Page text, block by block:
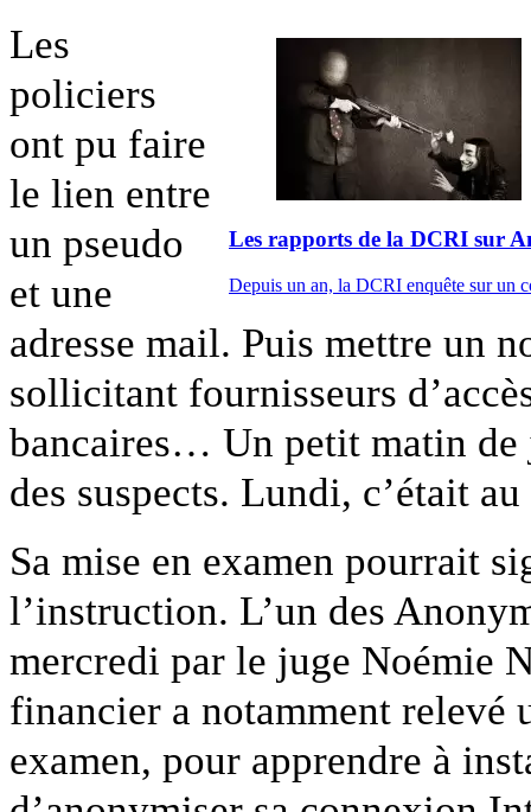
Les rapports de la DCRI sur
Depuis un an, la DCRI enquête sur un
Les
policiers
ont pu faire
le lien entre
un pseudo
et une
adresse mail. Puis mettre un
sollicitant fournisseurs
bancaires… Un petit matin de
des suspects. Lundi, c’était
Sa mise en examen pourrait
l’instruction. L’un des
mercredi par le juge Noémie
financier a notamment relevé
examen, pour apprendre à